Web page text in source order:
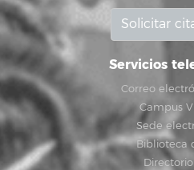
Solicitar
Servicios
Correo
Campus
Sede
Biblioteca